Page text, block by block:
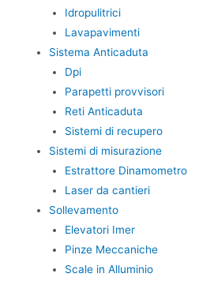
Idropulitrici
Lavapavimenti
Sistema Anticaduta
Dpi
Parapetti provvisori
Reti Anticaduta
Sistemi di recupero
Sistemi di misurazione
Estrattore Dinamometro
Laser da cantieri
Sollevamento
Elevatori Imer
Pinze Meccaniche
Scale in Alluminio